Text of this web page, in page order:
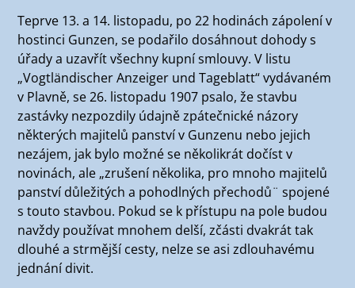
Teprve 13. a 14. listopadu, po 22 hodinách zápolení v
hostinci Gunzen, se podařilo dosáhnout dohody s
úřady a uzavřít všechny kupní smlouvy. V listu
„Vogtländischer Anzeiger und Tageblatt“ vydávaném
v Plavně, se 26. listopadu 1907 psalo, že stavbu
zastávky nezpozdily údajně zpátečnické názory
některých majitelů panství v Gunzenu nebo jejich
nezájem, jak bylo možné se několikrát dočíst v
novinách, ale „zrušení několika, pro mnoho majitelů
panství důležitých a pohodlných přechodů¨ spojené
s touto stavbou. Pokud se k přístupu na pole budou
navždy používat mnohem delší, zčásti dvakrát tak
dlouhé a strmější cesty, nelze se asi zdlouhavému
jednání divit.